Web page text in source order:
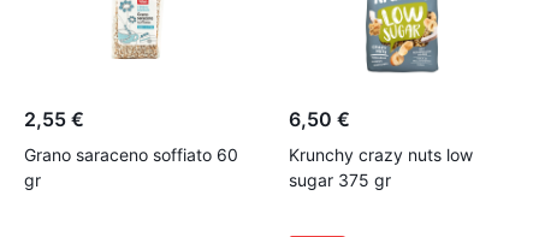
2,55 €
Grano saraceno soffiato 60
gr
6,50 €
Krunchy crazy nuts low
sugar 375 gr